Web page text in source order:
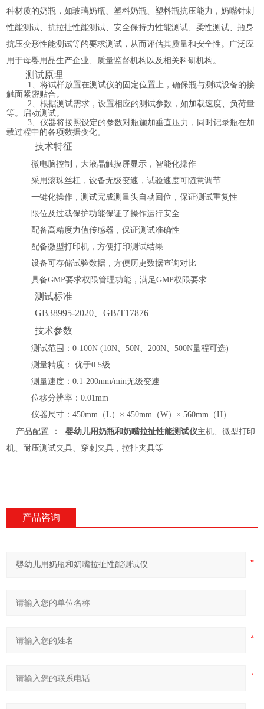
种材质的奶瓶，如玻璃奶瓶、塑料奶瓶、塑料瓶抗压能力，奶嘴针刺
性能测试、抗拉扯性能测试、安全保持力性能测试、柔性测试、瓶身
抗压变形性能测试等的要求测试，从而评估其质量和安全性。 广泛应
用于母婴用品生产企业、质量监督机构以及相关科研机构。
测试原理
1、将试样放置在测试仪的固定位置上，确保瓶与测试设备的接
触面紧密贴合。
2、根据测试需求，设置相应的测试参数，如加载速度、负荷量
等。启动测试。
3、仪器将按照设定的参数对瓶施加垂直压力，同时记录瓶在加
载过程中的各项数据变化。
技术特征
微电脑控制 ， 大液晶触摸屏显示 ， 智能化操作
采用滚珠丝杠，设备无级变速，试验速度可随意调节
一键化操作，测试完成测量头自动回位，保证测试重复性
限位及过载保护功能保证了操作运行安全
配备高精度力值传感器，保证测试准确性
配备微型打印机，方便打印测试结果
设备可存储试验数据，方便历史数据查询对比
具备GMP要求权限管理功能，满足GMP权限要求
测试标准
GB38995-2020、GB/T17876
技术参数
测试范围：0-100N (10N、50N、200N、500N量程可选)
测量精度：
优于0.5级
测量速度：0.1-200mm/min无级变速
位移分辨率 ：0.01mm
仪器尺寸：450mm（L）×450mm（W） ×560mm（H）
产品配置
： 婴幼儿用奶瓶和奶嘴拉扯性能测试仪主机、微型打印
机、 耐压测试夹具、穿刺夹具，拉扯夹具等
产品咨询